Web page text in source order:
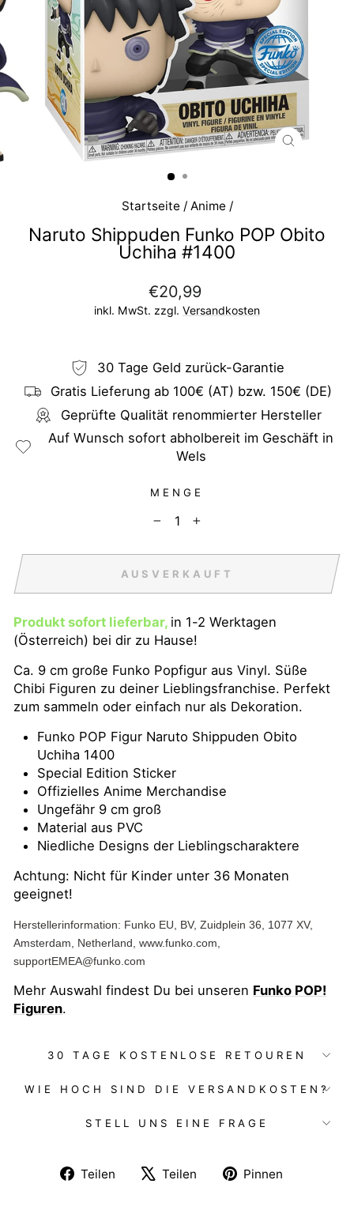
Startseite / Anime /
Naruto Shippuden Funko POP Obito
Uchiha #1400
Normaler
Preis
€20,99
inkl. MwSt. zzgl. Versandkosten
30 Tage Geld zurück-Garantie
Gratis Lieferung ab 100€ (AT) bzw. 150€ (DE)
Geprüfte Qualität renommierter Hersteller
Auf Wunsch sofort abholbereit im Geschäft in
Wels
MENGE
+
AUSVERKAUFT
Produkt sofort lieferbar, in 1-2 Werktagen
(Österreich) bei dir zu Hause!
Ca. 9 cm große Funko Popfigur aus Vinyl. Süße
Chibi Figuren zu deiner Lieblingsfranchise. Perfekt
zum sammeln oder einfach nur als Dekoration.
Funko POP Figur Naruto Shippuden Obito
Uchiha 1400
Special Edition Sticker
Offizielles Anime Merchandise
Ungefähr 9 cm groß
Material aus PVC
Niedliche Designs der Lieblingscharaktere
Achtung: Nicht für Kinder unter 36 Monaten
geeignet!
Herstellerinformation: Funko EU, BV, Zuidplein 36, 1077 XV,
Amsterdam, Netherland, www.funko.com,
supportEMEA@funko.com
Mehr Auswahl findest Du bei unseren Funko POP!
Figuren.
30 TAGE KOSTENLOSE RETOUREN
WIE HOCH SIND DIE VERSANDKOSTEN?
STELL UNS EINE FRAGE
Teilen
Auf
Teilen
Auf
Pinnen